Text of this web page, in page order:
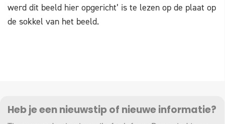
werd dit beeld hier opgericht’ is te lezen op de plaat op
de sokkel van het beeld.
Heb je een nieuwstip of nieuwe informatie?